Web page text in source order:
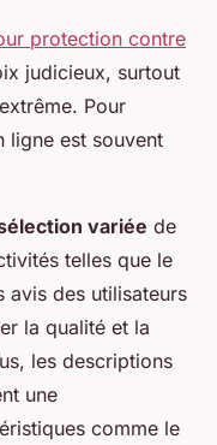
protection contre
judicieux, surtout
Pour
ligne est souvent
variée de
telles que le
avis des utilisateurs
la qualité et la
les descriptions
une
comme le